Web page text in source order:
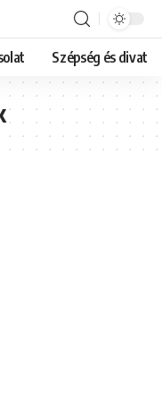
Szépség és divat